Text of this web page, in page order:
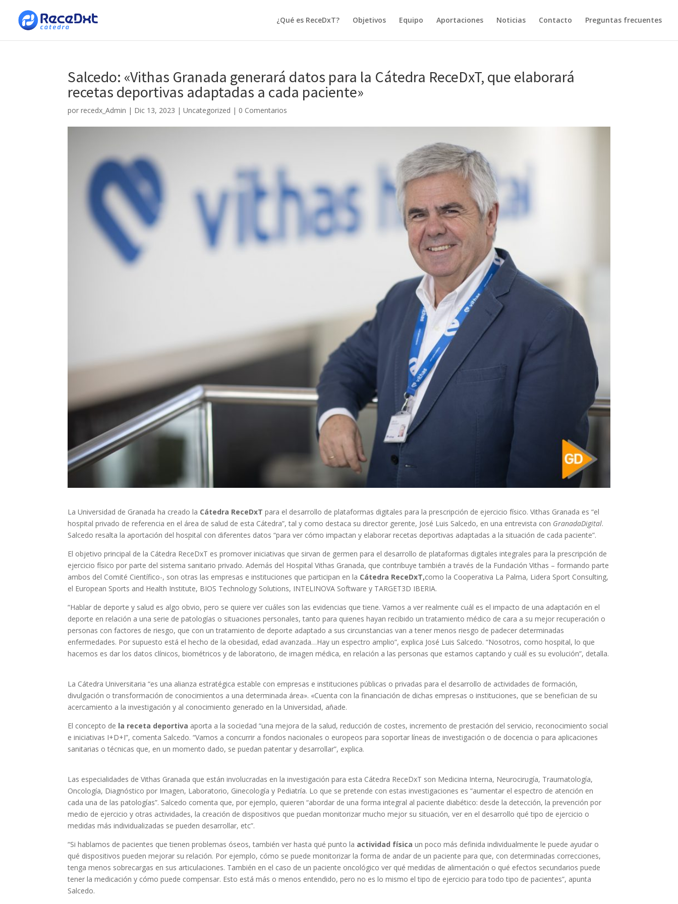
¿Qué es ReceDxT? Objetivos Equipo Aportaciones Noticias Contacto Preguntas frecuentes
Salcedo: «Vithas Granada generará datos para la Cátedra ReceDxT, que elaborará
recetas deportivas adaptadas a cada paciente»
porrecedx_Admin | Dic 13, 2023 |Uncategorized | 0 Comentarios
La Universidad de Granada ha creado la Cátedra ReceDxT para el desarrollo de plataformas digitales para la prescripción de ejercicio físico. Vithas Granada es “el
hospital privado de referencia en el área de salud de esta Cátedra”, tal y como destaca su director gerente, José Luis Salcedo, en una entrevista con GranadaDigital.
Salcedo resalta la aportación del hospital con diferentes datos “para ver cómo impactan y elaborar recetas deportivas adaptadas a la situación de cada paciente”.
El objetivo principal de la Cátedra ReceDxT es promover iniciativas que sirvan de germen para el desarrollo de plataformas digitales integrales para la prescripción de
ejercicio físico por parte del sistema sanitario privado. Además del Hospital Vithas Granada, que contribuye también a través de la Fundación Vithas – formando parte
ambos del Comité Científico-, son otras las empresas e instituciones que participan en la Cátedra ReceDxT,como la Cooperativa La Palma, Lidera Sport Consulting,
el European Sports and Health Institute, BIOS Technology Solutions, INTELINOVA Software y TARGET3D IBERIA.
“Hablar de deporte y salud es algo obvio, pero se quiere ver cuáles son las evidencias que tiene. Vamos a ver realmente cuál es el impacto de una adaptación en el
deporte en relación a una serie de patologías o situaciones personales, tanto para quienes hayan recibido un tratamiento médico de cara a su mejor recuperación o
personas con factores de riesgo, que con un tratamiento de deporte adaptado a sus circunstancias van a tener menos riesgo de padecer determinadas
enfermedades. Por supuesto está el hecho de la obesidad, edad avanzada…Hay un espectro amplio”, explica José Luis Salcedo. “Nosotros, como hospital, lo que
hacemos es dar los datos clínicos, biométricos y de laboratorio, de imagen médica, en relación a las personas que estamos captando y cuál es su evolución”, detalla.
La Cátedra Universitaria “es una alianza estratégica estable con empresas e instituciones públicas o privadas para el desarrollo de actividades de formación,
divulgación o transformación de conocimientos a una determinada área». «Cuenta con la financiación de dichas empresas o instituciones, que se benefician de su
acercamiento a la investigación y al conocimiento generado en la Universidad, añade.
El concepto de la receta deportiva aporta a la sociedad “una mejora de la salud, reducción de costes, incremento de prestación del servicio, reconocimiento social
e iniciativas I+D+I”, comenta Salcedo. “Vamos a concurrir a fondos nacionales o europeos para soportar líneas de investigación o de docencia o para aplicaciones
sanitarias o técnicas que, en un momento dado, se puedan patentar y desarrollar”, explica.
Las especialidades de Vithas Granada que están involucradas en la investigación para esta Cátedra ReceDxT son Medicina Interna, Neurocirugía, Traumatología,
Oncología, Diagnóstico por Imagen, Laboratorio, Ginecología y Pediatría. Lo que se pretende con estas investigaciones es “aumentar el espectro de atención en
cada una de las patologías”. Salcedo comenta que, por ejemplo, quieren “abordar de una forma integral al paciente diabético: desde la detección, la prevención por
medio de ejercicio y otras actividades, la creación de dispositivos que puedan monitorizar mucho mejor su situación, ver en el desarrollo qué tipo de ejercicio o
medidas más individualizadas se pueden desarrollar, etc”.
“Si hablamos de pacientes que tienen problemas óseos, también ver hasta qué punto la actividad física un poco más definida individualmente le puede ayudar o
qué dispositivos pueden mejorar su relación. Por ejemplo, cómo se puede monitorizar la forma de andar de un paciente para que, con determinadas correcciones,
tenga menos sobrecargas en sus articulaciones. También en el caso de un paciente oncológico ver qué medidas de alimentación o qué efectos secundarios puede
tener la medicación y cómo puede compensar. Esto está más o menos entendido, pero no es lo mismo el tipo de ejercicio para todo tipo de pacientes”, apunta
Salcedo.